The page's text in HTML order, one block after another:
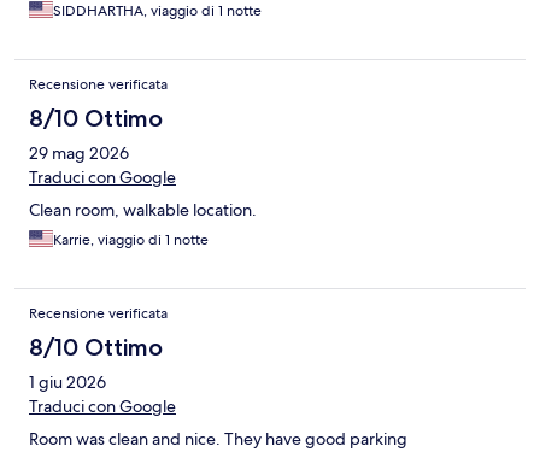
SIDDHARTHA, viaggio di 1 notte
Recensione verificata
8/10 Ottimo
29 mag 2026
Traduci con Google
Clean room, walkable location.
Karrie, viaggio di 1 notte
Recensione verificata
8/10 Ottimo
1 giu 2026
Traduci con Google
Room was clean and nice. They have good parking